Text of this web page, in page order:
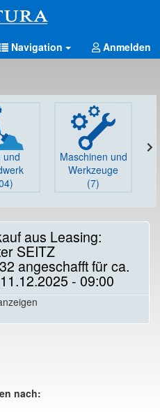
Navigation Anmelden
und
Maschinen und
Werkzeuge
(7)
aus Leasing:
SEITZ
angeschafft für ca.
- 09:00
nach: